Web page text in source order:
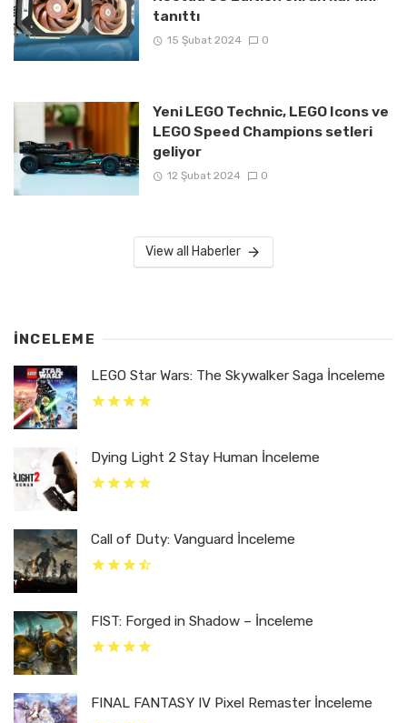
tanıttı
15 Şubat 2024 0
Yeni LEGO Technic, LEGO Icons ve
LEGO Speed Champions setleri
geliyor
12 Şubat 2024 0
View all Haberler
İNCELEME
LEGO Star Wars: The Skywalker Saga İnceleme
Dying Light 2 Stay Human İnceleme
Call of Duty: Vanguard İnceleme
FIST: Forged in Shadow – İnceleme
FINAL FANTASY IV Pixel Remaster İnceleme